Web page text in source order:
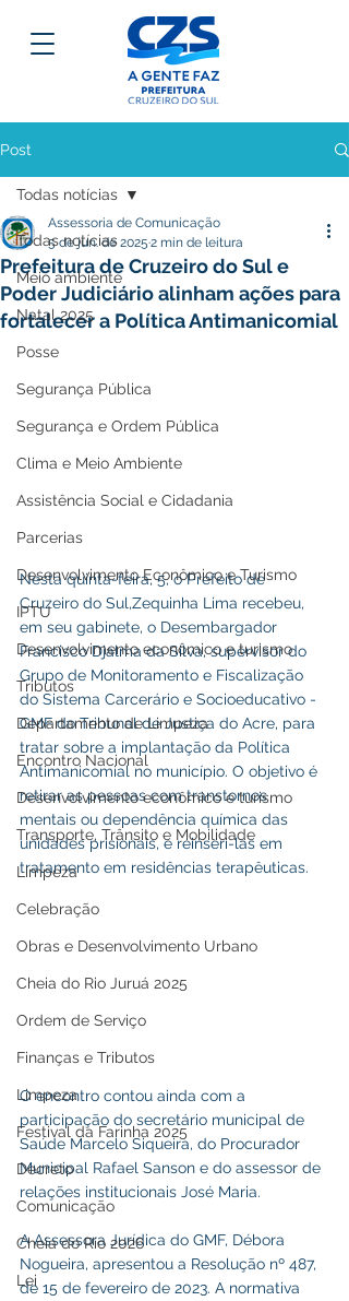
Post
Todas notícias
Meio ambiente
Natal 2025
Posse
Segurança Pública
Segurança e Ordem Pública
Clima e Meio Ambiente
Assistência Social e Cidadania
Parcerias
Desenvolvimento Econômico e Turismo
IPTU
Desenvolvimento econômico e turismo
Tributos
Departamento de Limpeza
Encontro Nacional
Desenvolvimento econômico e turismo
Transporte, Trânsito e Mobilidade
Limpeza
Celebração
Obras e Desenvolvimento Urbano
Cheia do Rio Juruá 2025
Ordem de Serviço
Finanças e Tributos
Limpeza
Festival da Farinha 2025
Decreto
Comunicação
Cheia do Rio 2026
Lei
Todas notícias
Prefeitura de Cruzeiro do Sul e
Poder Judiciário alinham ações para
fortalecer a Política Antimanicomial
Assessoria de Comunicação
5 de jun. de 2025 2 min de leitura
Nesta quinta-feira, 5, o Prefeito de
Cruzeiro do Sul,Zequinha Lima recebeu,
em seu gabinete, o Desembargador
Francisco Djalma da Silva, supervisor do
Grupo de Monitoramento e Fiscalização
do Sistema Carcerário e Socioeducativo -
GMF do Tribunal de Justiça do Acre, para
tratar sobre a implantação da Política
Antimanicomial no município. O objetivo é
retirar as pessoas com transtornos
mentais ou dependência química das
unidades prisionais, e reinseri-las em
tratamento em residências terapêuticas.
O encontro contou ainda com a
participação do secretário municipal de
Saúde Marcelo Siqueira, do Procurador
Municipal Rafael Sanson e do assessor de
relações institucionais José Maria.
A Assessora Jurídica do GMF, Débora
Nogueira, apresentou a Resolução nº 487,
de 15 de fevereiro de 2023. A normativa